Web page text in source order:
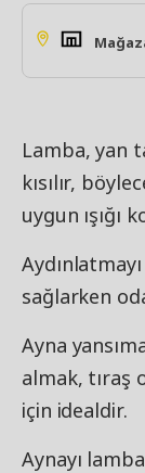
Lamba, yan
kısılır,
uygun ışığı
sağlarken
Ayna
almak, tıraş
için idealdir.
Aynayı